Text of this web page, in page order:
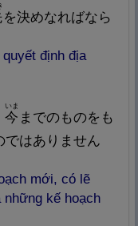
を決めなればなら
định địa
今
いま
までのものをも
ではありません
mới, có lẽ
kế hoạch